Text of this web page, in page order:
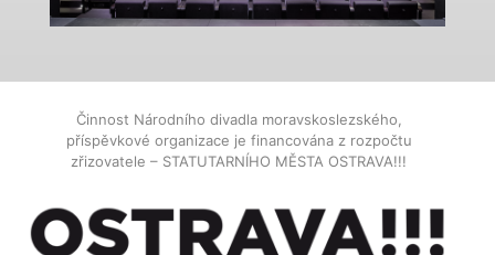
Činnost Národního divadla moravskoslezského,
příspěvkové organizace je financována z rozpočtu
zřizovatele – STATUTARNÍHO MĚSTA OSTRAVA!!!